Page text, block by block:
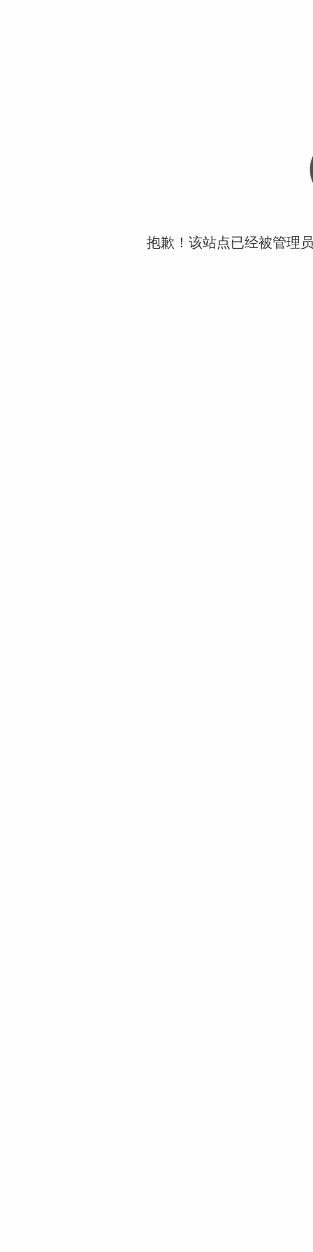
抱歉！该站点已经被管理